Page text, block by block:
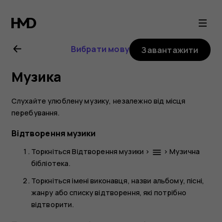
Посібник
користувача
Nokia
2.1
Вибрати мову Завантажити
Музика
Слухайте улюблену музику, незалежно від місця
перебування.
Відтворення музики
ТоркнітьсяВідтворення музики > menu > Музична
бібліотека.
Торкніться імені виконавця, назви альбому, пісні,
жанру або списку відтворення, які потрібно
відтворити.